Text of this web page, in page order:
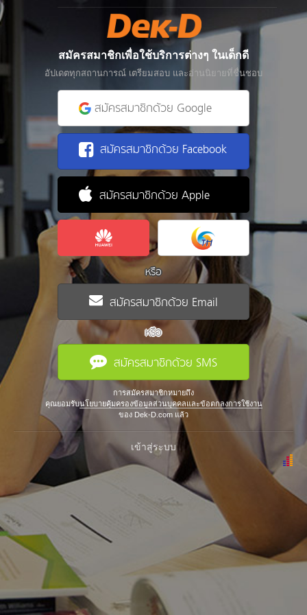
สมัครสมาชิกเพื่อใช้บริการต่างๆ ในเด็กดี
อัปเดตทุกสถานการณ์ เตรียมสอบ และอ่านนิยายที่ชื่นชอบ
สมัครสมาชิกด้วย Google
สมัครสมาชิกด้วย Facebook
สมัครสมาชิกด้วย Apple
หรือ
สมัครสมาชิกด้วย Email
หรือ
สมัครสมาชิกด้วย SMS
การสมัครสมาชิกหมายถึง
คุณยอมรับนโยบายคุ้มครองข้อมูลส่วนบุคคลและข้อตกลงการใช้งาน
ของ Dek-D.com แล้ว
เข้าสู่ระบบ